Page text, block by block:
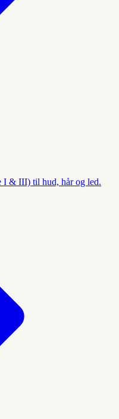
I & III) til hud, hår og led.